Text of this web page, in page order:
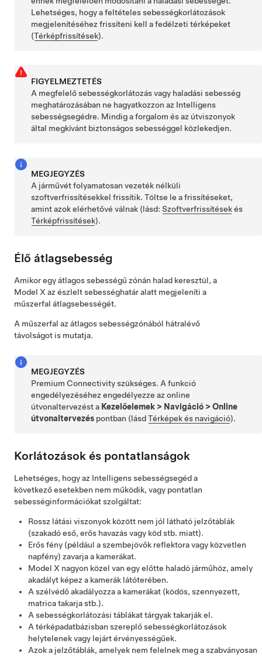
Lehetséges, hogy a feltételes sebességkorlátozások
megjelenítéséhez frissíteni kell a fedélzeti térképeket
(Térképfrissítések).
FIGYELMEZTETÉS
A megfelelő sebességkorlátozás vagy haladási sebesség
meghatározásában ne hagyatkozzon az Intelligens
sebességsegédre. Mindig a forgalom és az útviszonyok
által megkívánt biztonságos sebességgel közlekedjen.
MEGJEGYZÉS
A járművét folyamatosan vezeték nélküli
szoftverfrissítésekkel frissítik. Töltse le a frissítéseket,
amint azok elérhetővé válnak (lásd:Szoftverfrissítésekés
Térképfrissítések).
Élő átlagsebesség
Amikor egy átlagos sebességű zónán halad keresztül, a
Model X az észlelt sebességhatár alatt megjeleníti a
műszerfal átlagsebességét.
A műszerfal az átlagos sebességzónából hátralévő
távolságot is mutatja.
MEGJEGYZÉS
Premium Connectivity szükséges. A funkció
engedélyezéséhez engedélyezze az online
útvonaltervezést a Kezelőelemek > Navigáció >Online
útvonaltervezés pontban (lásdTérképek és navigáció).
Korlátozások és pontatlanságok
Lehetséges, hogy az Intelligens sebességsegéd a
következő esetekben nem működik, vagy pontatlan
sebességinformációkat szolgáltat:
Rossz látási viszonyok között nem jól látható jelzőtáblák
(szakadó eső, erős havazás vagy köd stb. miatt).
Erős fény (például a szembejövők reflektora vagy közvetlen
napfény) zavarja a kamerákat.
Model X nagyon közel van egy előtte haladó járműhöz, amely
akadályt képez a kamerák látóterében.
A szélvédő akadályozza a kamerákat (ködös, szennyezett,
matrica takarja stb.).
A sebességkorlátozási táblákat tárgyak takarják el.
A térképadatbázisban szereplő sebességkorlátozások
helytelenek vagy lejárt érvényességűek.
Azok a jelzőtáblák, amelyek nem felelnek meg a szabványosan